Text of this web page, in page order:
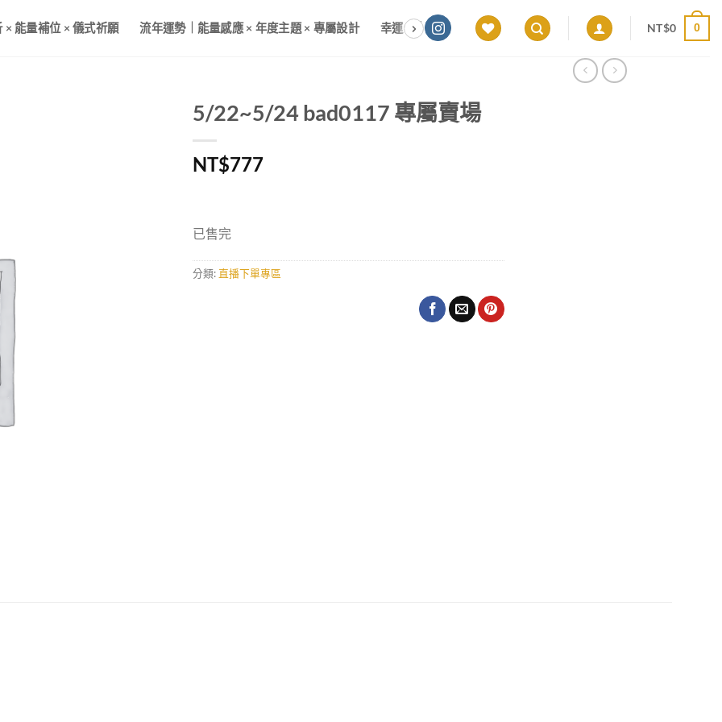
× 能量補位 × 儀式祈願 流年運勢｜能量感應 × 年度主題 × 專屬設計 幸運色｜能量感應 × 色彩頻率 × 專屬設計 願望顯化｜意圖啟動
NT$0 0
5/22~5/24 bad0117 專屬賣場
NT$777
已售完
分類: 直播下單專區